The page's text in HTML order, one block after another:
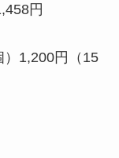
円
1,200円（15